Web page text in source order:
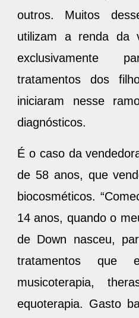
outros. Muitos
utilizam a renda da
exclusivamente
tratamentos dos
iniciaram nesse
diagnósticos.
É o caso da
de 58 anos, que
biocosméticos.
14 anos, quando o
de Down nasceu,
tratamentos que
musicoterapia,
equoterapia. Gasto